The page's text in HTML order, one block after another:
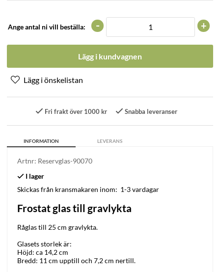
Ange antal ni vill beställa: +
-
Lägg i kundvagnen
Fri frakt över 1000 kr Snabba leveranser
INFORMATION LEVERANS
Artnr: Reservglas-90070
Skickas från kransmakaren inom: 1-3 vardagar
Frostat glas till gravlykta
Råglas till 25 cm gravlykta.
Glasets storlek är:
Höjd: ca 14,2 cm
Bredd: 11 cm upptill och 7,2 cm nertill.